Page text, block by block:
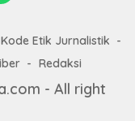
Kode Etik Jurnalistik
Redaksi
- All right